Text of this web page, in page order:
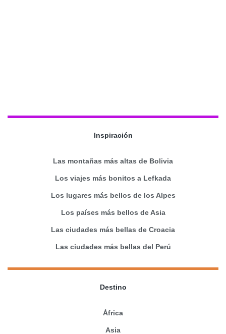
Inspiración
Las montañas más altas de Bolivia
Los viajes más bonitos a Lefkada
Los lugares más bellos de los Alpes
Los países más bellos de Asia
Las ciudades más bellas de Croacia
Las ciudades más bellas del Perú
Destino
África
Asia